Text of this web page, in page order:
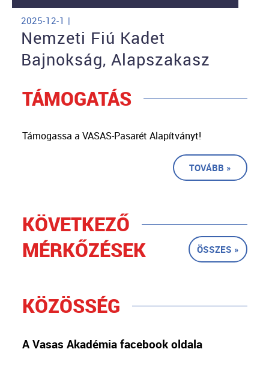
2025-12-1 |
Nemzeti Fiú Kadet
Bajnokság, Alapszakasz
TÁMOGATÁS
Támogassa a VASAS-Pasarét Alapítványt!
TOVÁBB »
KÖVETKEZŐ
MÉRKŐZÉSEK
ÖSSZES »
KÖZÖSSÉG
A Vasas Akadémia facebook oldala